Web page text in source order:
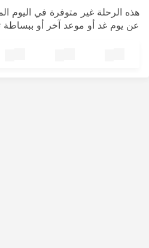
هذه الرحلة غير متوفرة في اليوم
عن يوم غد أو موعد آخر أو